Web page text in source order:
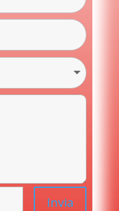
Invia